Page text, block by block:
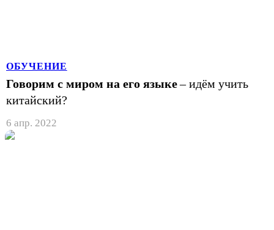
ОБУЧЕНИЕ
Говорим с миром на его языке– идём учить
китайский?
6 апр. 2022